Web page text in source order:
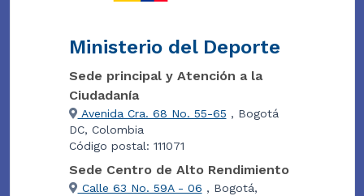
Ministerio del Deporte
Sede principal y Atención a la
Ciudadanía
Avenida Cra. 68 No. 55-65 , Bogotá
DC, Colombia
Código postal: 111071
Sede Centro de Alto Rendimiento
Calle 63 No. 59A - 06 , Bogotá,